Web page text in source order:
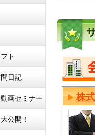
株
ト
日記
画セミナー
公開！